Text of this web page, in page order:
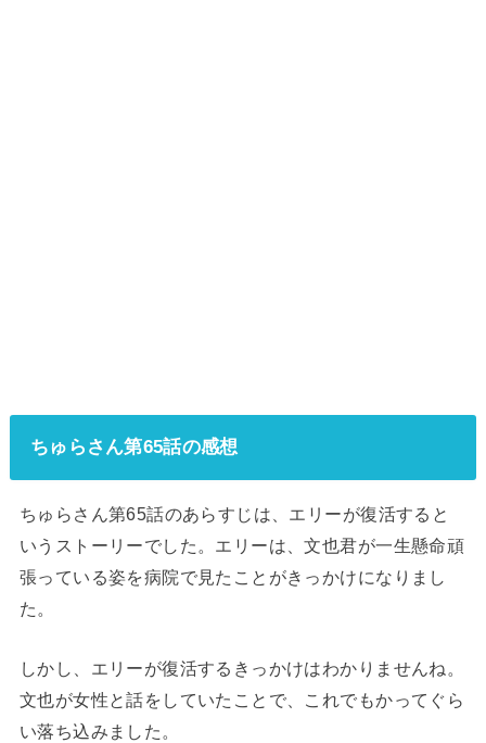
ちゅらさん第65話の感想
ちゅらさん第65話のあらすじは、エリーが復活すると
いうストーリーでした。エリーは、文也君が一生懸命頑
張っている姿を病院で見たことがきっかけになりまし
た。
しかし、エリーが復活するきっかけはわかりませんね。
文也が女性と話をしていたことで、これでもかってぐら
い落ち込みました。